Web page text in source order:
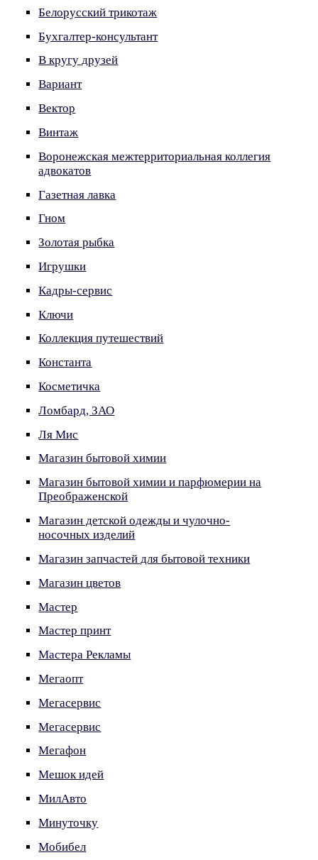
Белорусский трикотаж
Бухгалтер-консультант
В кругу друзей
Вариант
Вектор
Винтаж
Воронежская межтерриториальная коллегия
адвокатов
Газетная лавка
Гном
Золотая рыбка
Игрушки
Кадры-сервис
Ключи
Коллекция путешествий
Константа
Косметичка
Ломбард, ЗАО
Ля Мис
Магазин бытовой химии
Магазин бытовой химии и парфюмерии на
Преображенской
Магазин детской одежды и чулочно-
носочных изделий
Магазин запчастей для бытовой техники
Магазин цветов
Мастер
Мастер принт
Мастера Рекламы
Мегаопт
Мегасервис
Мегасервис
Мегафон
Мешок идей
МилАвто
Минуточку
Мобибел